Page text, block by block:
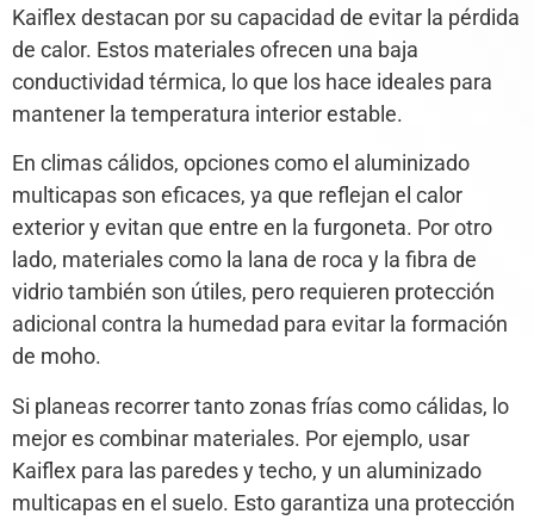
Kaiflex destacan por su capacidad de evitar la pérdida
de calor. Estos materiales ofrecen una baja
conductividad térmica, lo que los hace ideales para
mantener la temperatura interior estable.
En climas cálidos, opciones como el aluminizado
multicapas son eficaces, ya que reflejan el calor
exterior y evitan que entre en la furgoneta. Por otro
lado, materiales como la lana de roca y la fibra de
vidrio también son útiles, pero requieren protección
adicional contra la humedad para evitar la formación
de moho.
Si planeas recorrer tanto zonas frías como cálidas, lo
mejor es combinar materiales. Por ejemplo, usar
Kaiflex para las paredes y techo, y un aluminizado
multicapas en el suelo. Esto garantiza una protección